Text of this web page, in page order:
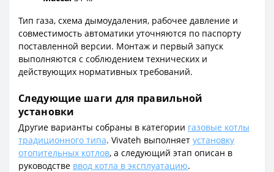
Тип газа, схема дымоудаления, рабочее давление и
совместимость автоматики уточняются по паспорту
поставленной версии. Монтаж и первый запуск
выполняются с соблюдением технических и
действующих нормативных требований.
Следующие шаги для правильной
установки
Другие варианты собраны в категории газовые котлы
традиционного типа. Vivateh выполняет установку
отопительных котлов, а следующий этап описан в
руководстве ввод котла в эксплуатацию.